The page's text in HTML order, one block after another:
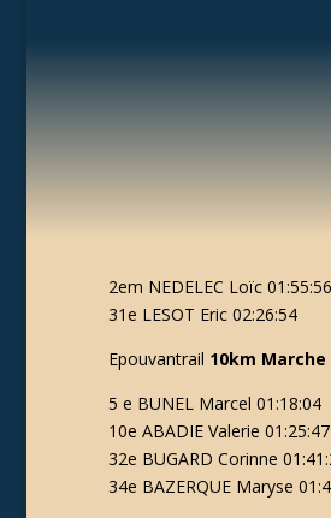
2em NEDELEC Loïc 01:55:56
31e LESOT Eric 02:26:54
Epouvantrail 10km Marche
5 e BUNEL Marcel 01:18:04
10e ABADIE Valerie
32e BUGARD Corinne
34e BAZERQUE Maryse